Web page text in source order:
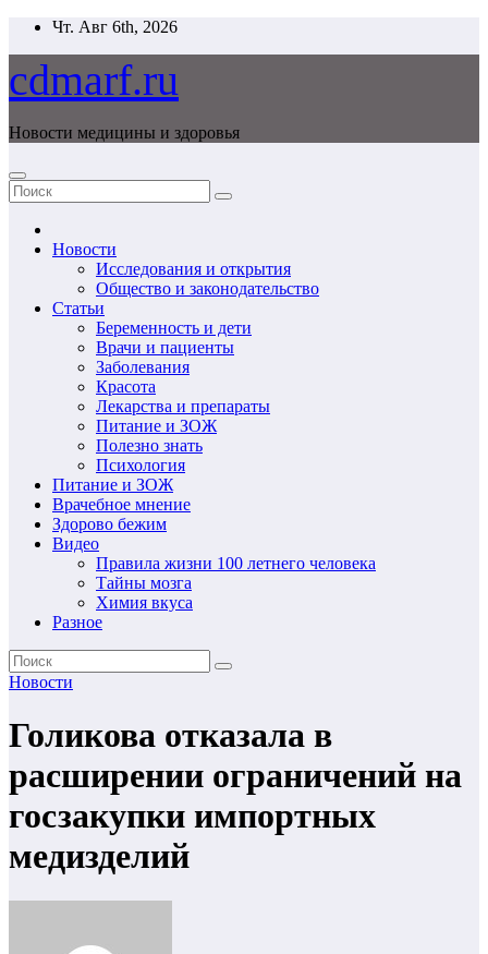
Перейти
содержимому
Чт. Авг 6th, 2026
cdmarf.ru
Новости медицины и здоровья
Новости
Исследования и открытия
Общество и законодательство
Статьи
Беременность и дети
Врачи и пациенты
Заболевания
Красота
Лекарства и препараты
Питание и ЗОЖ
Полезно знать
Психология
Питание и ЗОЖ
Врачебное мнение
Здорово бежим
Видео
Правила жизни 100 летнего человека
Тайны мозга
Химия вкуса
Разное
Новости
Голикова отказала в
расширении ограничений на
госзакупки импортных
медизделий